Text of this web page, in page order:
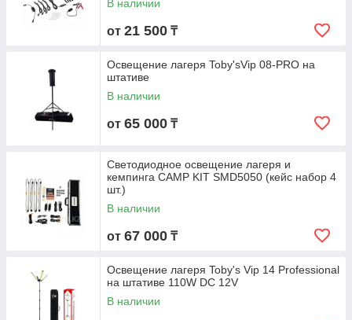
В наличии
от 21 500 ₸
Освещение лагеря Toby'sVip 08-PRO на
штативе
В наличии
от 65 000 ₸
Светодиодное освещение лагеря и
кемпинга CAMP KIT SMD5050 (кейс набор 4
шт.)
В наличии
от 67 000 ₸
Освещение лагеря Toby's Vip 14 Professional
на штативе 110W DC 12V
В наличии